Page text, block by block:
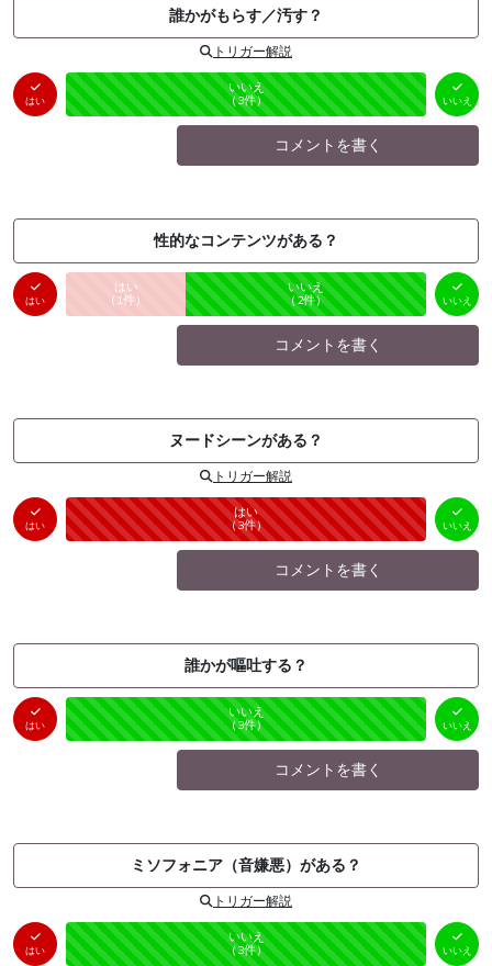
誰かがもらす／汚す？
トリガー解説
はい
はい
（0件）
未投票
いいえ
（3件） いいえ
コメントを書く
性的なコンテンツがある？
はい
はい
（ 1件） 未投票
いいえ
（2件） いいえ
コメントを書く
ヌードシーンがある？
トリガー解説
はい
はい
（3件） 未投票
いいえ
（ 0件）
いいえ
コメントを書く
誰かが嘔吐する？
はい
はい
（0件）
未投票
いいえ
（3件） いいえ
コメントを書く
ミソフォニア（音嫌悪）がある？
トリガー解説
はい
はい
（0件）
未投票
いいえ
（3件） いいえ